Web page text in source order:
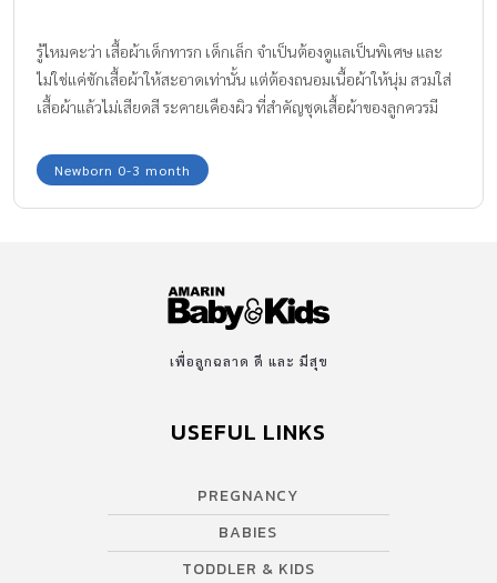
รู้ไหมคะว่า เสื้อผ้าเด็กทารก เด็กเล็ก จำเป็นต้องดูแลเป็นพิเศษ และ
ไม่ใช่แค่ซักเสื้อผ้าให้สะอาดเท่านั้น แต่ต้องถนอมเนื้อผ้าให้นุ่ม สวมใส่
เสื้อผ้าแล้วไม่เสียดสี ระคายเคืองผิว ที่สำคัญชุดเสื้อผ้าของลูกควรมี
น้อยไม่สบายตัว แต่ยังรบกวนการหายใจของลูกได้ค่ะ
Newborn 0-3 month
เพื่อลูกฉลาด ดี และ มีสุข
USEFUL LINKS
PREGNANCY
BABIES
TODDLER & KIDS